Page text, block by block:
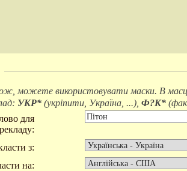
можете використовувати маски. В
УКР* (укріпити, Україна, ...), Ф?К* (
для
з:
на: